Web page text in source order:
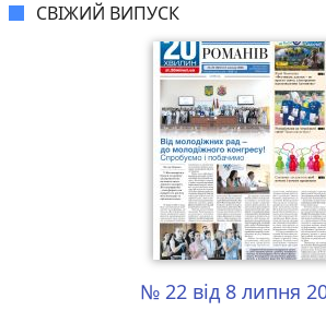
СВІЖИЙ ВИПУСК
№ 22 від 8 липня